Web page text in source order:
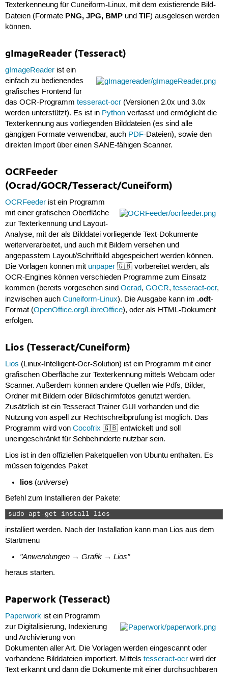
Texterkenneung für Cuneiform-Linux, mit dem existierende Bild-
Dateien (Formate PNG, JPG, BMPund TIF) ausgelesen werden
können.
gImageReader (Tesseract)
gImageReaderist ein
einfach zu bedienendes
grafisches Frontend für
das OCR-Programm tesseract-ocr(Versionen 2.0x und 3.0x
werden unterstützt). Es ist in Pythonverfasst und ermöglicht die
Texterkennung aus vorliegenden Bilddateien (es sind alle
gängigen Formate verwendbar, auch PDF-Dateien), sowie den
direkten Import über einen SANE-fähigen Scanner.
OCRFeeder
(Ocrad/GOCR/Tesseract/Cuneiform)
OCRFeederist ein Programm
mit einer grafischen Oberfläche
zur Texterkennung und Layout-
Analyse, mit der als Bilddatei vorliegende Text-Dokumente
weiterverarbeitet, und auch mit Bildern versehen und
angepasstem Layout/Schriftbild abgespeichert werden können.
Die Vorlagen können mit unpaper🇬🇧 vorbereitet werden, als
OCR-Engines können verschieden Programme zum Einsatz
kommen (bereits vorgesehen sind Ocrad, GOCR, tesseract-ocr,
inzwischen auch Cuneiform-Linux). Die Ausgabe kann im .odt-
Format (OpenOffice.org/LibreOffice), oder als HTML-Dokument
erfolgen.
Lios (Tesseract/Cuneiform)
Lios (Linux-Intelligent-Ocr-Solution) ist ein Programm mit einer
grafischen Oberfläche zur Texterkennung mittels Webcam oder
Scanner. Außerdem können andere Quellen wie Pdfs, Bilder,
Ordner mit Bildern oder Bildschirmfotos genutzt werden.
Zusätzlich ist ein Tesseract Trainer GUI vorhanden und die
Nutzung von aspell zur Rechtschreibprüfung ist möglich. Das
Programm wird von Cocofrix 🇬🇧 entwickelt und soll
uneingeschränkt für Sehbehinderte nutzbar sein.
Lios ist in den offiziellen Paketquellen von Ubuntu enthalten. Es
müssen folgendes Paket
lios (universe)
Befehl zum Installieren der Pakete:
sudo apt-get install lios
installiert werden. Nach der Installation kann man Lios aus dem
Startmenü
"Anwendungen → Grafik → Lios"
heraus starten.
Paperwork (Tesseract)
Paperworkist ein Programm
zur Digitalisierung, Indexierung
und Archivierung von
Dokumenten aller Art. Die Vorlagen werden eingescannt oder
vorhandene Bilddateien importiert. Mittels tesseract-ocrwird der
Text erkannt und dann die Dokumente mit einer durchsuchbaren